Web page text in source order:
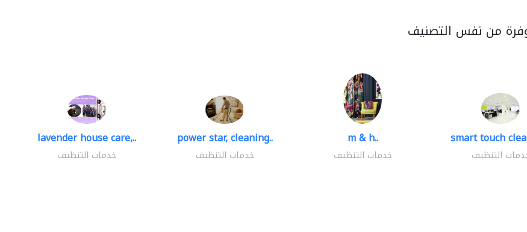
من نفس التصنيف
lavender house care,..
خدمات التنظيف
power star, cleaning..
خدمات التنظيف
m & h..
خدمات التنظيف
smart touch
التنظيف